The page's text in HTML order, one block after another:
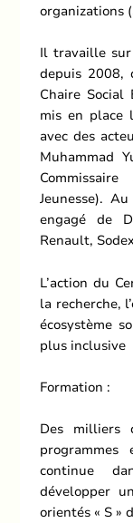
organizations
Il travaille sur
depuis 2008,
Chaire Social
mis en place
avec des
Muhammad
Jeunesse).
engagé de
Renault,
L’action du
la recherche,
écosystème
plus inclusive
Formation :
Des milliers
continue
développer
orientés « S »